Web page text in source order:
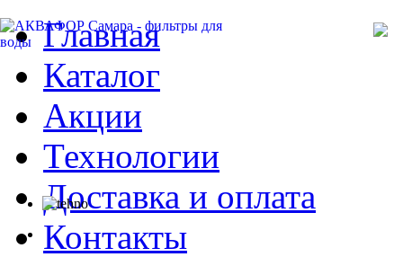
Главная
Каталог
Акции
Технологии
Доставка и оплата
Контакты